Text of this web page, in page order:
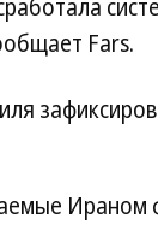
Fars.
Ираном